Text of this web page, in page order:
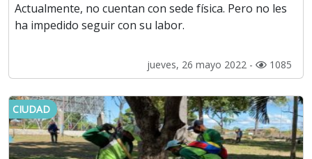
Actualmente, no cuentan con sede física. Pero no les
ha impedido seguir con su labor.
jueves, 26 mayo 2022 - 1085
CIUDAD